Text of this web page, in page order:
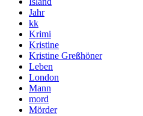
Jahr
kk
Krimi
Kristine
Kristine Greßhöner
Leben
London
Mann
mord
Mörder